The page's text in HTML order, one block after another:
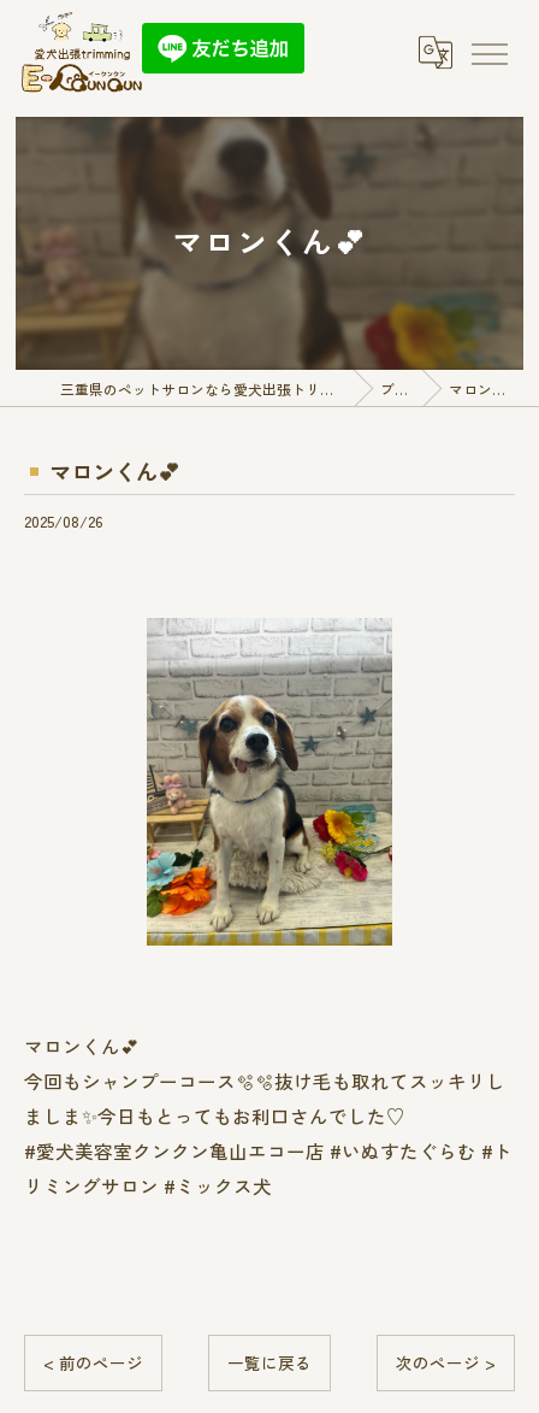
マロンくん︎💕︎︎
三重県のペットサロンなら愛犬出張トリミング E-QunQun ブログ マロンくん︎💕︎︎
マロンくん︎💕︎︎
2025/08/26
マロンくん︎💕︎︎
今回もシャンプーコース🫧🫧抜け毛も取れてスッキリし
ましま✨今日もとってもお利口さんでした♡
#愛犬美容室クンクン亀山エコー店 #いぬすたぐらむ #ト
リミングサロン #ミックス犬
< 前のページ 一覧に戻る 次のページ >